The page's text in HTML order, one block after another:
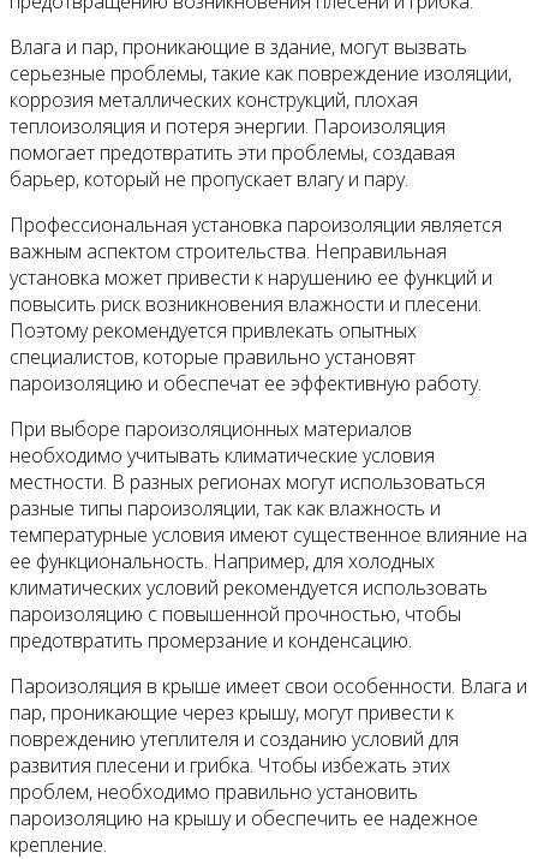
Влага и пар, проникающие в здание, могут вызвать
серьезные проблемы, такие как повреждение изоляции,
коррозия металлических конструкций, плохая
теплоизоляция и потеря энергии. Пароизоляция
помогает предотвратить эти проблемы, создавая
барьер, который не пропускает влагу и пару.
Профессиональная установка пароизоляции является
важным аспектом строительства. Неправильная
установка может привести к нарушению ее функций и
повысить риск возникновения влажности и плесени.
Поэтому рекомендуется привлекать опытных
специалистов, которые правильно установят
пароизоляцию и обеспечат ее эффективную работу.
При выборе пароизоляционных материалов
необходимо учитывать климатические условия
местности. В разных регионах могут использоваться
разные типы пароизоляции, так как влажность и
температурные условия имеют существенное влияние на
ее функциональность. Например, для холодных
климатических условий рекомендуется использовать
пароизоляцию с повышенной прочностью, чтобы
предотвратить промерзание и конденсацию.
Пароизоляция в крыше имеет свои особенности. Влага и
пар, проникающие через крышу, могут привести к
повреждению утеплителя и созданию условий для
развития плесени и грибка. Чтобы избежать этих
проблем, необходимо правильно установить
пароизоляцию на крышу и обеспечить ее надежное
крепление.